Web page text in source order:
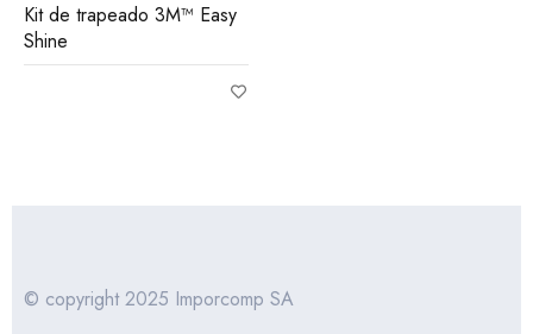
Kit de trapeado 3M™ Easy
Shine
© copyright 2025 Imporcomp SA